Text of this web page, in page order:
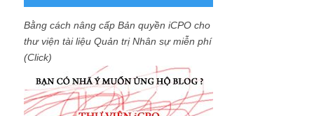
Bằng cách nâng cấp Bản quyền iCPO cho
thư viện tài liệu Quản trị Nhân sự miễn phí
(Click)